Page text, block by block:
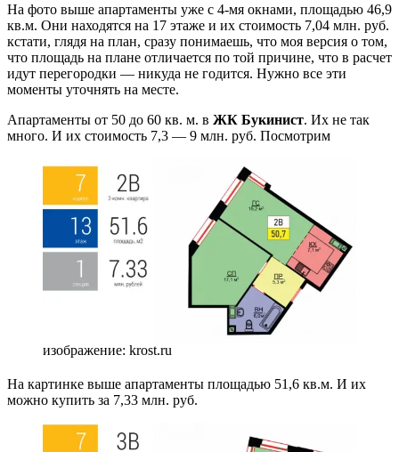
На фото выше апартаменты уже с 4-мя окнами, площадью 46,9
кв.м. Они находятся на 17 этаже и их стоимость 7,04 млн. руб.
кстати, глядя на план, сразу понимаешь, что моя версия о том,
что площадь на плане отличается по той причине, что в расчет
идут перегородки — никуда не годится. Нужно все эти
моменты уточнять на месте.
Апартаменты от 50 до 60 кв. м. в ЖК Букинист. Их не так
много. И их стоимость 7,3 — 9 млн. руб. Посмотрим
изображение: krost.ru
На картинке выше апартаменты площадью 51,6 кв.м. И их
можно купить за 7,33 млн. руб.